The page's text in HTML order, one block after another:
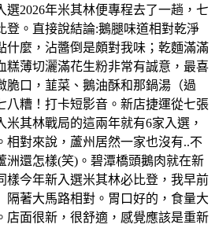
選2026年米其林便專程去了一趟，七
登。直接說結論:鵝腿味道相對乾淨
什麼，沾醬倒是頗對我味；乾麵滿滿
糕薄切灑滿花生粉非常有誠意，最喜
脆口，韮菜、鵝油酥和那鍋湯（過
八糟！打卡短影音。新店捷運從七張
米其林戰局的這兩年就有6家入選，
相對來說，蘆州居然一家也沒有..不
洲還怎樣(笑)。碧潭橋頭鵝肉就在新
樣今年新入選米其林必比登，我早前
隔著大馬路相對。胃口好的，食量大
店面很新，很舒適，感覺應該是重新